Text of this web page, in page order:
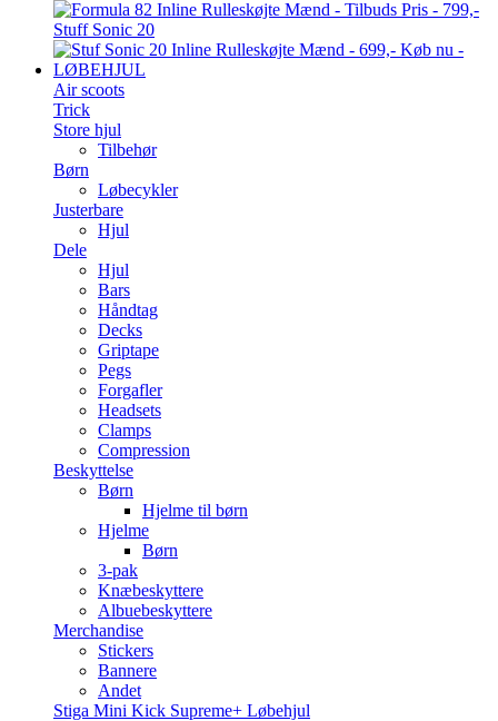
Stuff Sonic 20
LØBEHJUL
Air scoots
Trick
Store hjul
Tilbehør
Børn
Løbecykler
Justerbare
Hjul
Dele
Hjul
Bars
Håndtag
Decks
Griptape
Pegs
Forgafler
Headsets
Clamps
Compression
Beskyttelse
Børn
Hjelme til børn
Hjelme
Børn
3-pak
Knæbeskyttere
Albuebeskyttere
Merchandise
Stickers
Bannere
Andet
Stiga Mini Kick Supreme+ Løbehjul